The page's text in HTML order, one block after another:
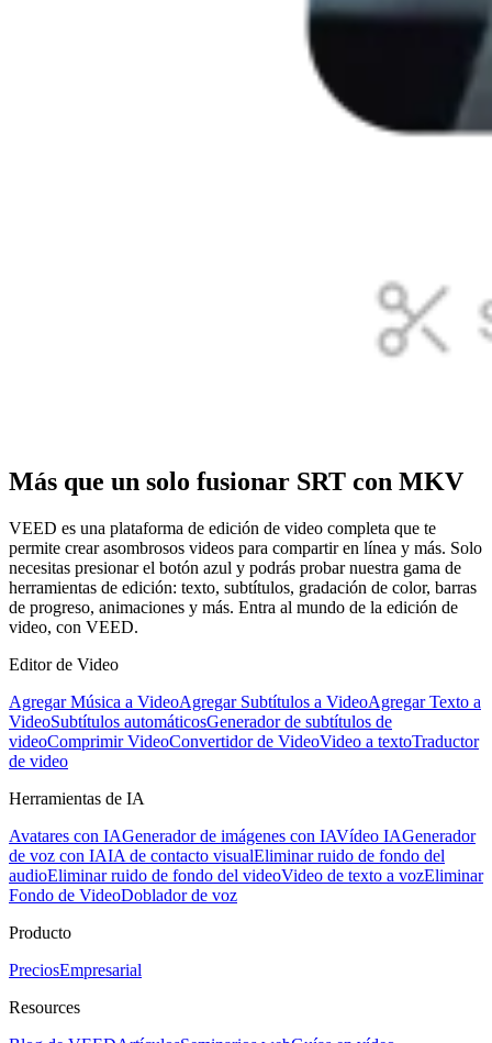
Más que un solo fusionar SRT con MKV
VEED es una plataforma de edición de video completa que te
permite crear asombrosos videos para compartir en línea y más. Solo
necesitas presionar el botón azul y podrás probar nuestra gama de
herramientas de edición: texto, subtítulos, gradación de color, barras
de progreso, animaciones y más. Entra al mundo de la edición de
video, con VEED.
Editor de Video
Agregar Música a VideoAgregar Subtítulos a VideoAgregar Texto a
VideoSubtítulos automáticosGenerador de subtítulos de
videoComprimir VideoConvertidor de VideoVideo a textoTraductor
de video
Herramientas de IA
Avatares con IAGenerador de imágenes con IAVídeo IAGenerador
de voz con IAIA de contacto visualEliminar ruido de fondo del
audioEliminar ruido de fondo del videoVideo de texto a vozEliminar
Fondo de VideoDoblador de voz
Producto
PreciosEmpresarial
Resources